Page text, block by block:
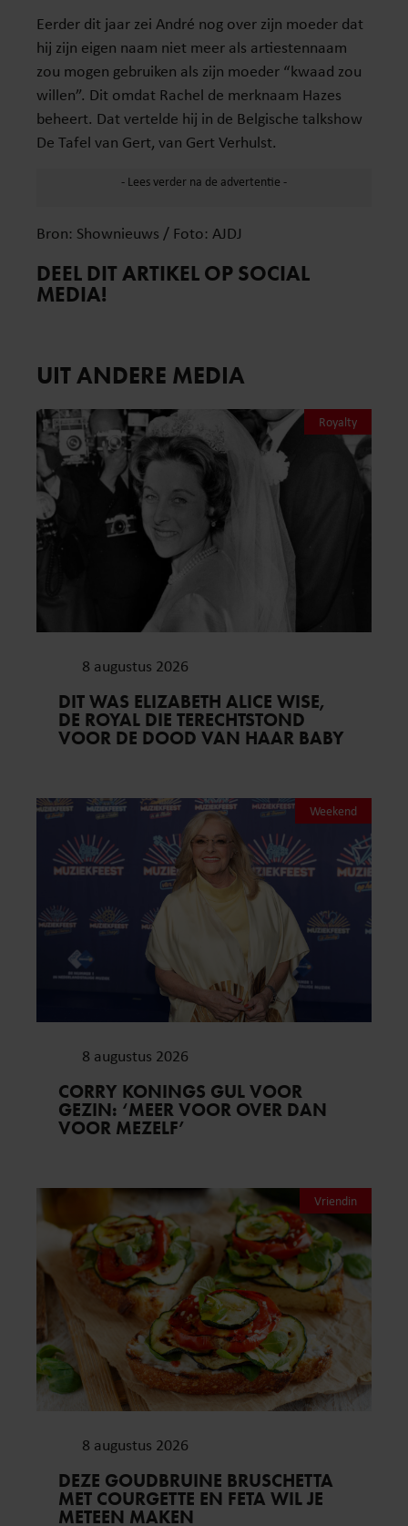
Eerder dit jaar zei André nog over zijn moeder dat
hij zijn eigen naam niet meer als artiestennaam
zou mogen gebruiken als zijn moeder “kwaad zou
willen”. Dit omdat Rachel de merknaam Hazes
beheert. Dat vertelde hij in de Belgische talkshow
De Tafel van Gert, van Gert Verhulst.
Bron: Shownieuws / Foto: AJDJ
DEEL DIT ARTIKEL OP SOCIAL
MEDIA!
UIT ANDERE MEDIA
Royalty
8 augustus 2026
DIT WAS ELIZABETH ALICE WISE,
DE ROYAL DIE TERECHTSTOND
VOOR DE DOOD VAN HAAR BABY
Weekend
8 augustus 2026
CORRY KONINGS GUL VOOR
GEZIN: ‘MEER VOOR OVER DAN
VOOR MEZELF’
Vriendin
8 augustus 2026
DEZE GOUDBRUINE BRUSCHETTA
MET COURGETTE EN FETA WIL JE
METEEN MAKEN